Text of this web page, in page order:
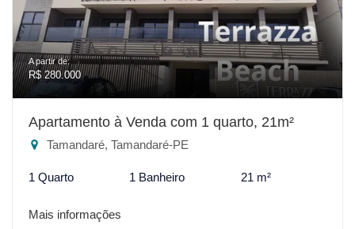
A partir de:
R$ 280.000
Apartamento à Venda com 1 quarto, 21m²
Tamandaré, Tamandaré-PE
1 Quarto 1 Banheiro 21 m²
Mais informações